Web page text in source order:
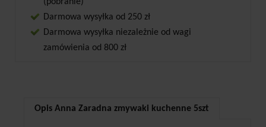
Darmowa wysyłka od 250 zł
Darmowa wysyłka niezależnie od wagi
zamówienia od 800 zł
Opis Anna Zaradna zmywaki kuchenne 5szt